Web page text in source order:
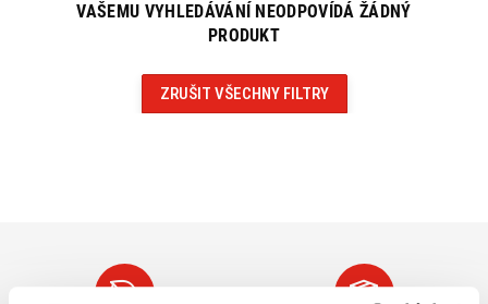
VAŠEMU VYHLEDÁVÁNÍ NEODPOVÍDÁ ŽÁDNÝ
PRODUKT
ZRUŠIT VŠECHNY FILTRY